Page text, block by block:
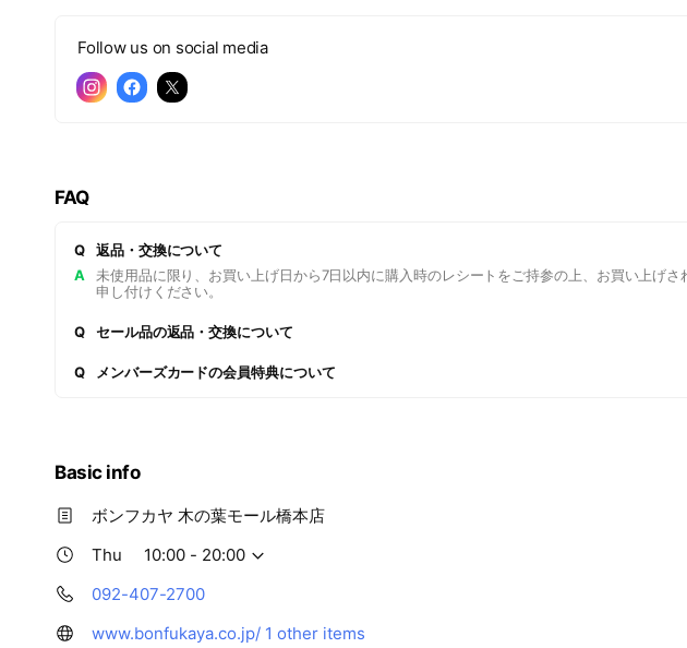
Follow us on social media
FAQ
Q
返品・交換について
A
未使用品に限り、お買い上げ日から7日以内に購入時のレシートをご持参の上、お買い上げさ
申し付けください。
Q セール品の返品・交換について
Q メンバーズカードの会員特典について
Basic info
ボンフカヤ 木の葉モール橋本店
Thu
10:00 - 20:00
092-407-2700
www.bonfukaya.co.jp/ 1 other items